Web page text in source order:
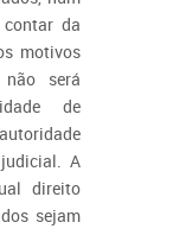
da
motivos
será
de
A
direito
sejam